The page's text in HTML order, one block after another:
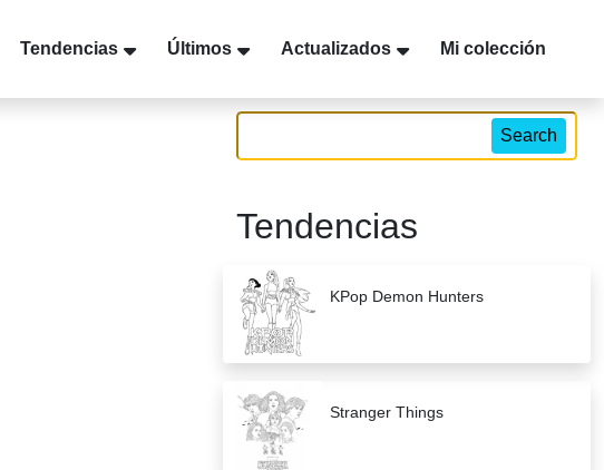
Tendencias Últimos Actualizados Mi colección
Search
Tendencias
KPop Demon Hunters
Stranger Things